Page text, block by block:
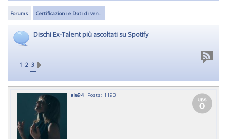
Forums Certificazioni e Dati di ven…
Dischi Ex-Talent più ascoltati su Spotify
1 2 3
ale94 Posts: 1193